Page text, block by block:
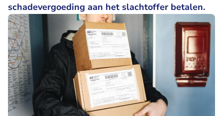
schadevergoeding aan het slachtoffer betalen.